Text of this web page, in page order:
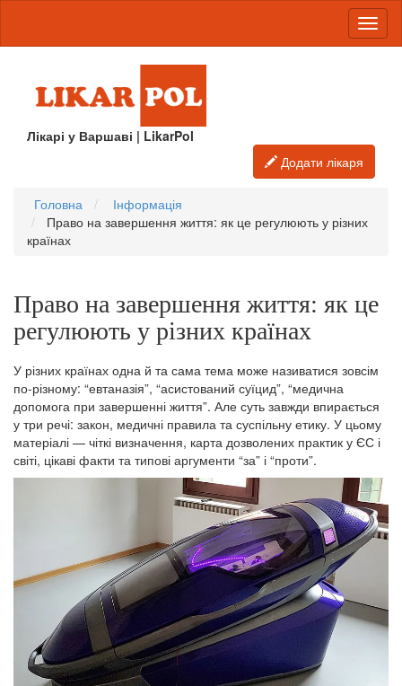
Лікарі у Варшаві | LikarPol
Додати лікаря
Головна
Інформація
Право на завершення життя: як це регулюють у різних
країнах
Право на завершення життя: як це
регулюють у різних країнах
У різних країнах одна й та сама тема може називатися зовсім
по-різному: “евтаназія”, “асистований суїцид”, “медична
допомога при завершенні життя”. Але суть завжди впирається
у три речі: закон, медичні правила та суспільну етику. У цьому
матеріалі — чіткі визначення, карта дозволених практик у ЄС і
світі, цікаві факти та типові аргументи “за” і “проти”.